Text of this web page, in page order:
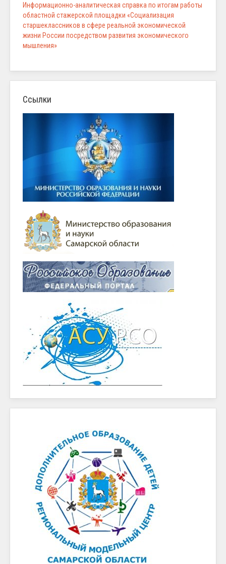
Информационно-аналитическая справка по итогам работы
областной стажерской площадки «Социализация
старшеклассников в сфере реальной экономической
жизни России посредством развития экономического
мышления»
Ссылки